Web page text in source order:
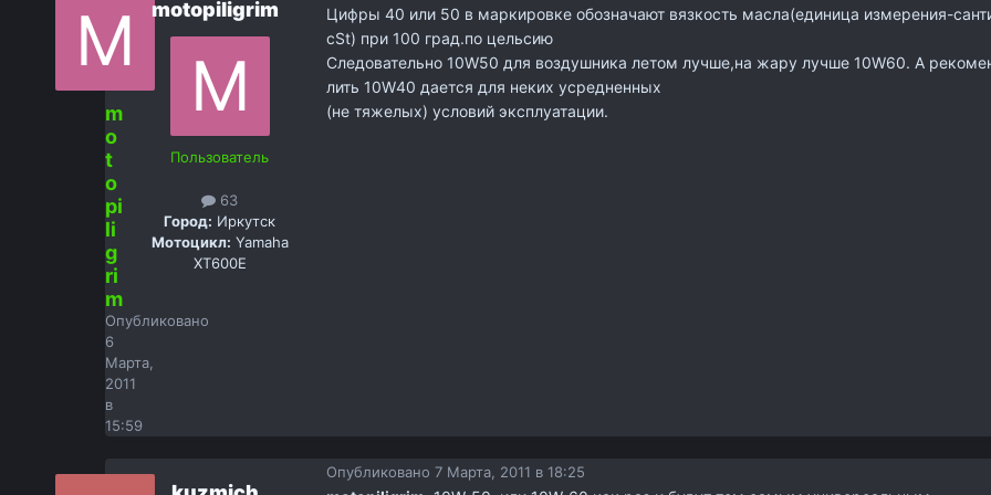
m
o
t
o
pi
li
g
ri
m
Опубликовано
6
Марта,
2011
в
15:59
motopiligrim
Пользователь
63
Город: Иркутск
Мотоцикл: Yamaha
XT600E
Цифры 40 или 50 в маркировке обозначают вязкость масла(единица измерения-
cSt) при 100 град.по цельсию
Следовательно 10W50 для воздушника летом лучше,на жару лучше 10W60. А
лить 10W40 дается для неких усредненных
(не тяжелых) условий эксплуатации.
Опубликовано 7 Марта, 2011 в 18:25